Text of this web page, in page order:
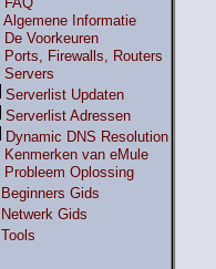
Algemene Informatie
De Voorkeuren
Ports, Firewalls, Routers
Servers
Serverlist Updaten
Serverlist Adressen
Dynamic DNS Resolution
Kenmerken van eMule
Probleem Oplossing
Beginners Gids
Netwerk Gids
Tools